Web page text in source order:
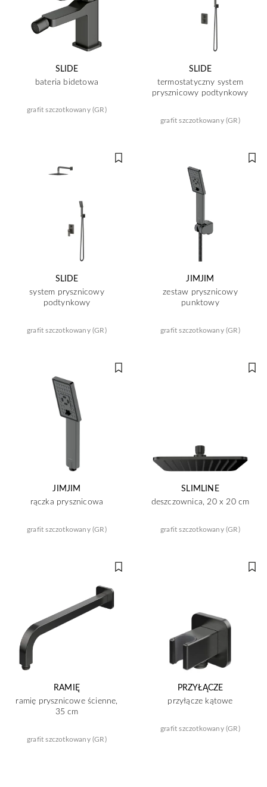
SLIDE
bateria bidetowa
grafit szczotkowany (GR)
SLIDE
termostatyczny system
prysznicowy podtynkowy
grafit szczotkowany (GR)
SLIDE
system prysznicowy
podtynkowy
grafit szczotkowany (GR)
JIMJIM
zestaw prysznicowy
punktowy
grafit szczotkowany (GR)
JIMJIM
rączka prysznicowa
grafit szczotkowany (GR)
SLIMLINE
deszczownica, 20 x 20 cm
grafit szczotkowany (GR)
RAMIĘ
ramię prysznicowe ścienne,
35 cm
grafit szczotkowany (GR)
PRZYŁĄCZE
przyłącze kątowe
grafit szczotkowany (GR)